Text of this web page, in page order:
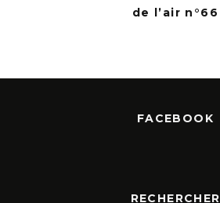
de l’air n°66
FACEBOOK
RECHERCHER